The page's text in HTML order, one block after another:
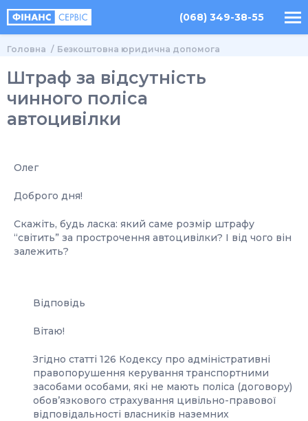
(068) 349-38-55
Головна Безкоштовна юридична допомога
Штраф за відсутність
чинного поліса
автоцивілки
Олег
Доброго дня!
Скажіть, будь ласка: який саме розмір штрафу
“світить” за прострочення автоцивілки? І від чого він
залежить?
Відповідь
Вітаю!
Згідно статті 126 Кодексу про адміністративні
правопорушення керування транспортними
засобами особами, які не мають поліса (договору)
обов’язкового страхування цивільно-правової
відповідальності власників наземних